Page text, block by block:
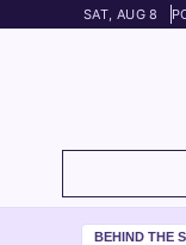
SAT, AUG 8
BEHIND THE